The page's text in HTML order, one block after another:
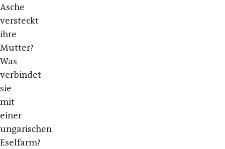
Asche
versteckt
ihre
Mutter?
Was
verbindet
sie
mit
einer
ungarischen
Eselfarm?